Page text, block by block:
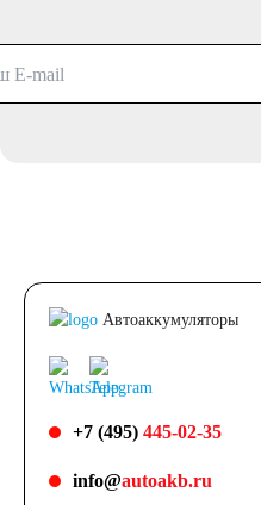
Автоаккумуляторы
+7 (495) 445-02-35
info@autoakb.ru